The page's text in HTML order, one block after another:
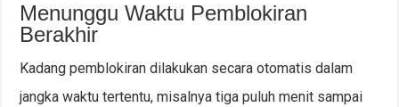
Menunggu Waktu Pemblokiran
Berakhir
Kadang pemblokiran dilakukan secara otomatis dalam
jangka waktu tertentu, misalnya tiga puluh menit sampai